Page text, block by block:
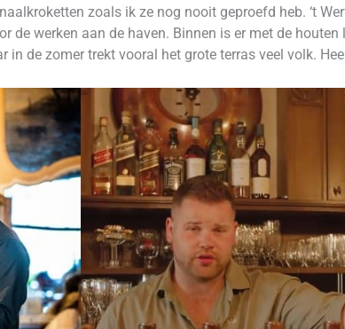
zoals ik ze nog nooit geproefd heb. ‘t
de werken aan de haven. Binnen is er met de
in de zomer trekt vooral het grote terras veel volk.